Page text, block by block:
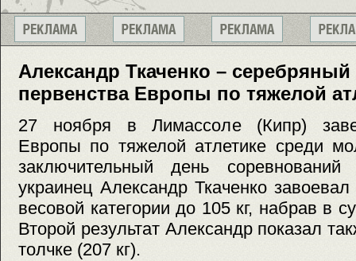
Александр Ткаченко – серебряный
первенства Европы по тяжелой
27 ноября в Лимассоле (Кипр)
Европы по тяжелой атлетике среди
заключительный день
украинец Александр Ткаченко
весовой категории до 105 кг, набрав в
Второй результат Александр показал
толчке (207 кг).